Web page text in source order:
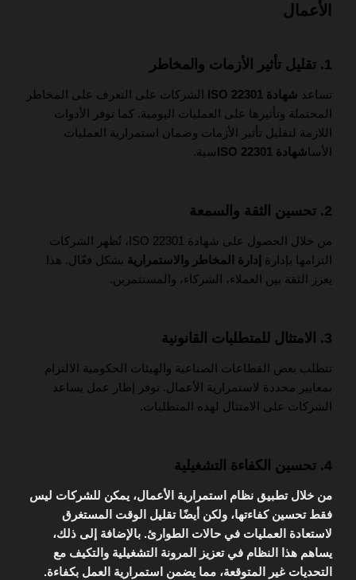
الأعمال
1. تقليل تأثير الأزمات والمخاطر
تساعد شهادة ISO 22301
الشركات على التعرف على المخاطر
المحتملة وتأثيرها على العمليات اليومية. كما توفر الأدوات
اللازمة لتقليل تأثير الأزمات وضمان استمرارية العمليات
الأسا شهادة ISO 22301 سية.
2. تحسين الثقة والسمعة
من خلال الحصول على شهادة ISO 22301، تُظهر الشركات
التزامها بإدارة إدارة المخاطر والاستمرارية بشكل فعّال. هذا
يعزز الثقة بين العملاء، الشركاء، والمستثمرين.
3. الامتثال للمتطلبات القانونية
تتطلب بعض القطاعات الصناعية والهيئات الحكومية الالتزام
بمعايير محددة لاستمرارية الأعمال. توفر إطار عمل يساعد
الشركات على الامتثال لهذه المتطلبات.
4. تحسين الكفاءة التشغيلية
من خلال تطبيق نظام استمرارية الأعمال، يمكن للشركات ليس
فقط تحسين كفاءتها، ولكن أيضًا تقليل الوقت المستغرق
لاستعادة العمليات في حالات الطوارئ. بالإضافة إلى ذلك،
يساهم هذا النظام في تعزيز المرونة التشغيلية والتكيف مع
التحديات غير المتوقعة، مما يضمن استمرارية العمل بكفاءة.